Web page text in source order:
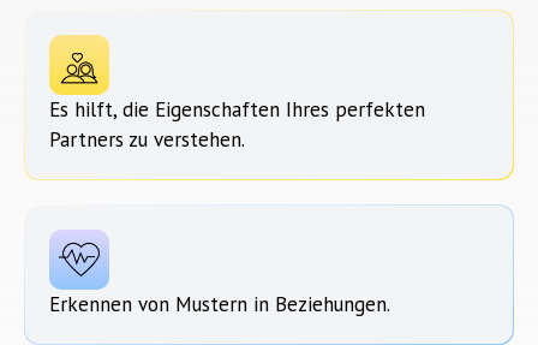
Es hilft, die Eigenschaften Ihres perfekten
Partners zu verstehen.
Erkennen von Mustern in Beziehungen.